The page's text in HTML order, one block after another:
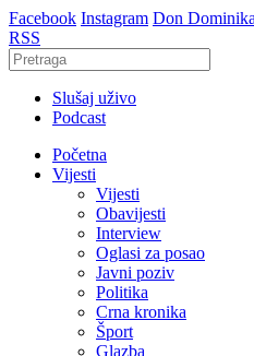
Facebook Instagram Don
RSS
Slušaj uživo
Podcast
Početna
Vijesti
Vijesti
Obavijesti
Interview
Oglasi za posao
Javni poziv
Politika
Crna kronika
Šport
Glazba